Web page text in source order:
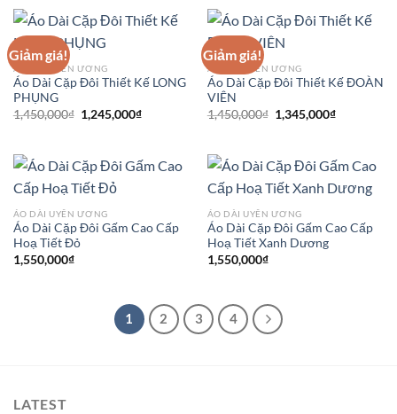
Giảm giá!
ÁO DÀI UYÊN ƯƠNG
Áo Dài Cặp Đôi Thiết Kế LONG
PHỤNG
1,450,000₫ Giá
gốc
1,245,000₫Giá
1,245,000₫.
Giảm giá!
ÁO DÀI UYÊN ƯƠNG
Áo Dài Cặp Đôi Thiết Kế ĐOÀN
VIÊN
1,450,000₫ Giá
gốc
1,345,000₫Giá
ÁO DÀI UYÊN ƯƠNG
Áo Dài Cặp Đôi Gấm Cao Cấp
Hoạ Tiết Đỏ
1,550,000₫
ÁO DÀI UYÊN ƯƠNG
Áo Dài Cặp Đôi Gấm Cao Cấp
Hoạ Tiết Xanh Dương
1,550,000₫
1 2 3 4
LATEST